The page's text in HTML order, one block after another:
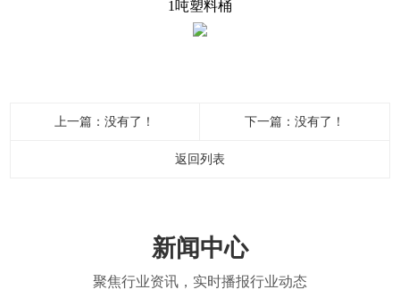
1吨塑料桶
上一篇：没有了！ 下一篇：没有了！
返回列表
新闻中心
聚焦行业资讯，实时播报行业动态